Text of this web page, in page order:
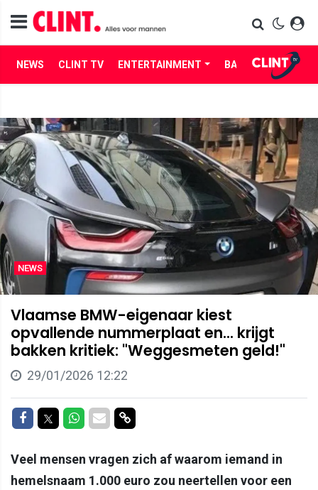
NEWS CLINT TV ENTERTAINMENT BABES LIFE
NEWS
Vlaamse BMW-eigenaar kiest
opvallende nummerplaat en... krijgt
bakken kritiek: "Weggesmeten geld!"
29/01/2026 12:22
Delen op Facebook
Delen op Twitter
Delen op Whatsapp
Delen via Mail
Delen via link
Veel mensen vragen zich af waarom iemand in
hemelsnaam 1.000 euro zou neertellen voor een